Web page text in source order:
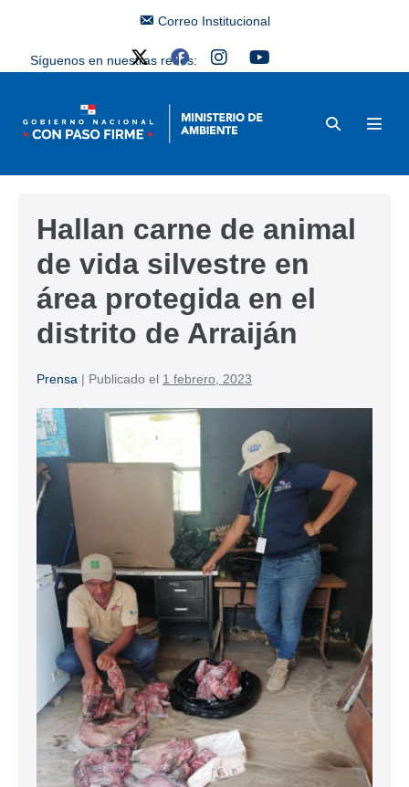
Correo Institucional
Síguenos en nuestras redes:
Hallan carne de animal
de vida silvestre en
área protegida en el
distrito de Arraiján
Prensa | Publicado el 1 febrero, 2023